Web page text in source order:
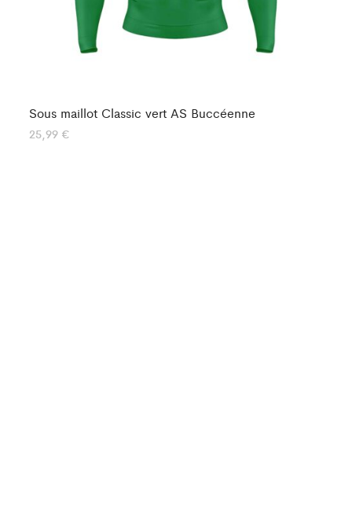
Sous maillot Classic vert AS Buccéenne
25,99 €